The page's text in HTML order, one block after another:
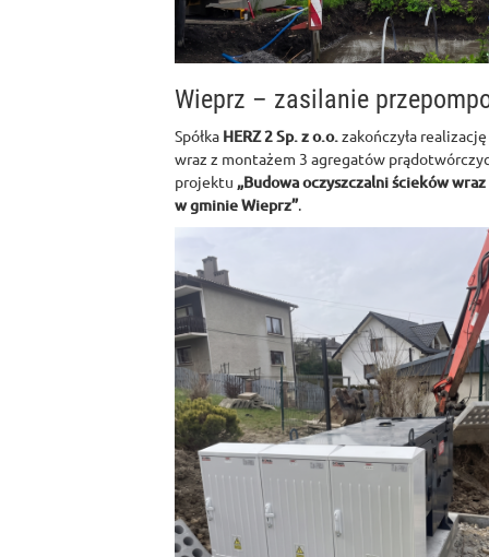
Wieprz – zasilanie
Spółka HERZ 2 Sp. z o.o.zakończyła
wraz z montażem 3 agregatów
projektu „Budowa oczyszczalni ścieków
w gminie Wieprz”.